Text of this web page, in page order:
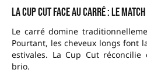
La Cup Cut face au carré : le match
Le carré domine
Pourtant, les cheveux longs font
estivales. La Cup Cut réconcilie
brio.